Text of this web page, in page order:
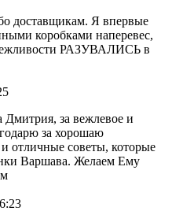
доставщикам. Я впервые
коробками наперевес,
РАЗУВАЛИСЬ в
Дмитрия, за вежлевое и
за хорошаю
отличные советы, которые
Варшава. Желаем Ему